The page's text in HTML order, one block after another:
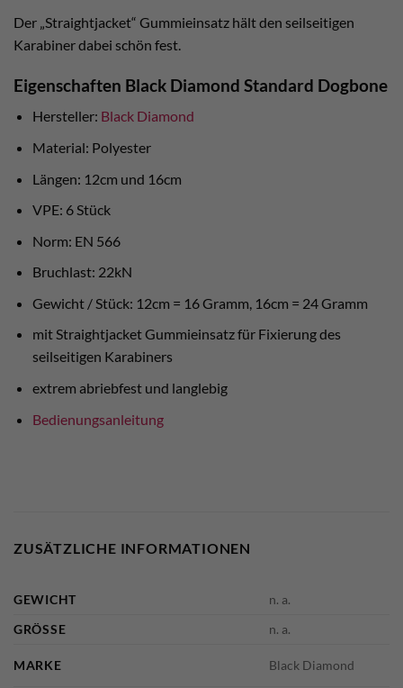
Der „Straightjacket“ Gummieinsatz hält den seilseitigen
Karabiner dabei schön fest.
Eigenschaften Black Diamond Standard Dogbone
Hersteller: Black Diamond
Material: Polyester
Längen: 12cm und 16cm
VPE: 6 Stück
Norm: EN 566
Bruchlast: 22kN
Gewicht / Stück: 12cm = 16 Gramm, 16cm = 24 Gramm
mit Straightjacket Gummieinsatz für Fixierung des
seilseitigen Karabiners
extrem abriebfest und langlebig
Bedienungsanleitung
ZUSÄTZLICHE INFORMATIONEN
GEWICHT
n. a.
GRÖSSE
n. a.
MARKE Black Diamond